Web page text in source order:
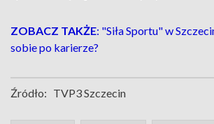
ZOBACZ TAKŻE: "Siła Sportu" w
sobie po karierze?
Źródło: TVP3 Szczecin